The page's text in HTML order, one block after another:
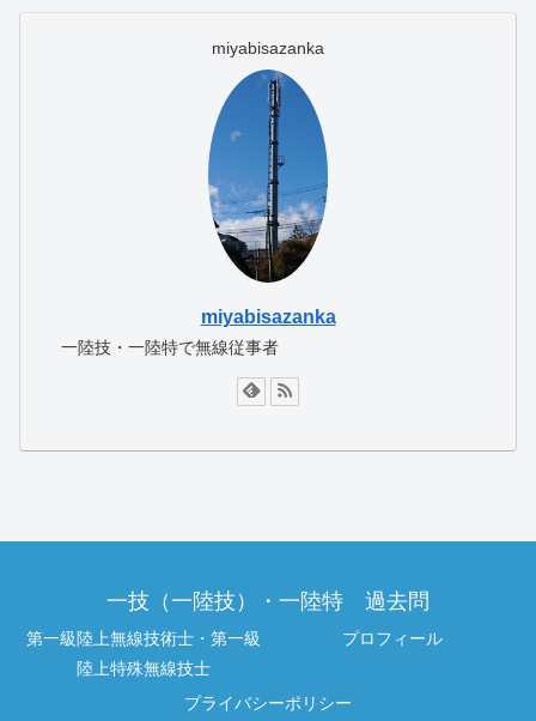
miyabisazanka
miyabisazanka
一陸技・一陸特で無線従事者
一技（一陸技）・一陸特 過去問
第一級陸上無線技術士・第一級
陸上特殊無線技士
プロフィール
プライバシーポリシー